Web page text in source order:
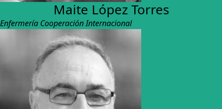
Maite López Torres
Enfermería Cooperación Internacional